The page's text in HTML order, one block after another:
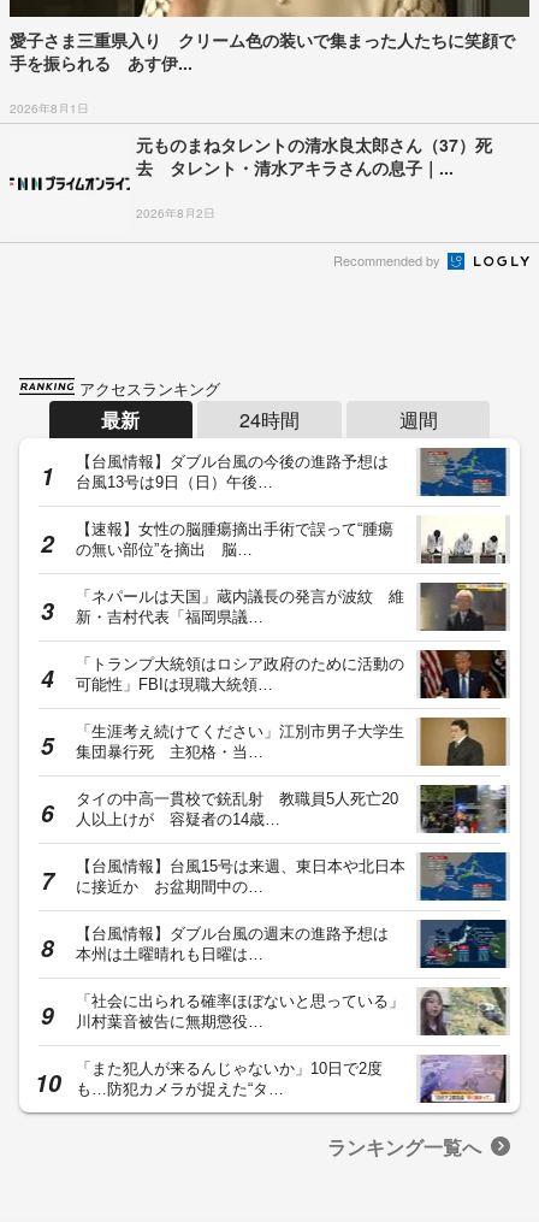
愛子さま三重県入り クリーム色の装いで集まった人たちに笑顔で
手を振られる あす伊...
2026年8月1日
元ものまねタレントの清水良太郎さん（37）死
去 タレント・清水アキラさんの息子｜...
2026年8月2日
Recommended by
アクセスランキング
最新 24時間 週間
【台風情報】ダブル台風の今後の進路予想は
台風13号は9日（日）午後…
【速報】女性の脳腫瘍摘出手術で誤って“腫瘍
の無い部位”を摘出 脳…
「ネパールは天国」蔵内議長の発言が波紋 維
新・吉村代表「福岡県議…
「トランプ大統領はロシア政府のために活動の
可能性」FBIは現職大統領…
「生涯考え続けてください」江別市男子大学生
集団暴行死 主犯格・当…
タイの中高一貫校で銃乱射 教職員5人死亡20
人以上けが 容疑者の14歳…
【台風情報】台風15号は来週、東日本や北日本
に接近か お盆期間中の…
【台風情報】ダブル台風の週末の進路予想は
本州は土曜晴れも日曜は…
「社会に出られる確率ほぼないと思っている」
川村葉音被告に無期懲役…
「また犯人が来るんじゃないか」10日で2度
も…防犯カメラが捉えた“タ…
ランキング一覧へ